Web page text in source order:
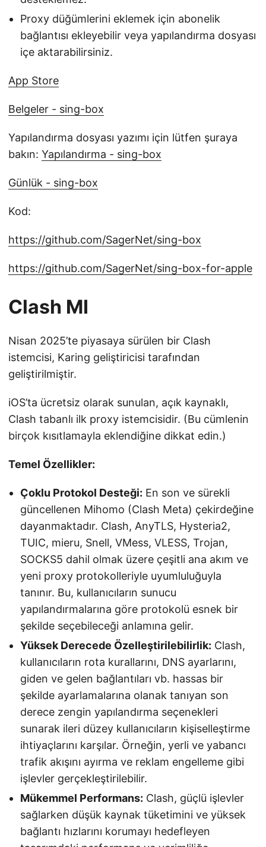
Proxy düğümlerini eklemek için abonelik
bağlantısı ekleyebilir veya yapılandırma dosyası
içe aktarabilirsiniz.
App Store
Belgeler - sing-box
Yapılandırma dosyası yazımı için lütfen şuraya
bakın: Yapılandırma - sing-box
Günlük - sing-box
Kod:
https://github.com/SagerNet/sing-box
https://github.com/SagerNet/sing-box-for-apple
Clash MI
Nisan 2025’te piyasaya sürülen bir Clash
istemcisi, Karing geliştiricisi tarafından
geliştirilmiştir.
iOS’ta ücretsiz olarak sunulan, açık kaynaklı,
Clash tabanlı ilk proxy istemcisidir. (Bu cümlenin
birçok kısıtlamayla eklendiğine dikkat edin.)
Temel Özellikler:
Çoklu Protokol Desteği: En son ve sürekli
güncellenen Mihomo (Clash Meta) çekirdeğine
dayanmaktadır. Clash, AnyTLS, Hysteria2,
TUIC, mieru, Snell, VMess, VLESS, Trojan,
SOCKS5 dahil olmak üzere çeşitli ana akım ve
yeni proxy protokolleriyle uyumluluğuyla
tanınır. Bu, kullanıcıların sunucu
yapılandırmalarına göre protokolü esnek bir
şekilde seçebileceği anlamına gelir.
Yüksek Derecede Özelleştirilebilirlik: Clash,
kullanıcıların rota kurallarını, DNS ayarlarını,
giden ve gelen bağlantıları vb. hassas bir
şekilde ayarlamalarına olanak tanıyan son
derece zengin yapılandırma seçenekleri
sunarak ileri düzey kullanıcıların kişiselleştirme
ihtiyaçlarını karşılar. Örneğin, yerli ve yabancı
trafik akışını ayırma ve reklam engelleme gibi
işlevler gerçekleştirilebilir.
Mükemmel Performans: Clash, güçlü işlevler
sağlarken düşük kaynak tüketimini ve yüksek
bağlantı hızlarını korumayı hedefleyen